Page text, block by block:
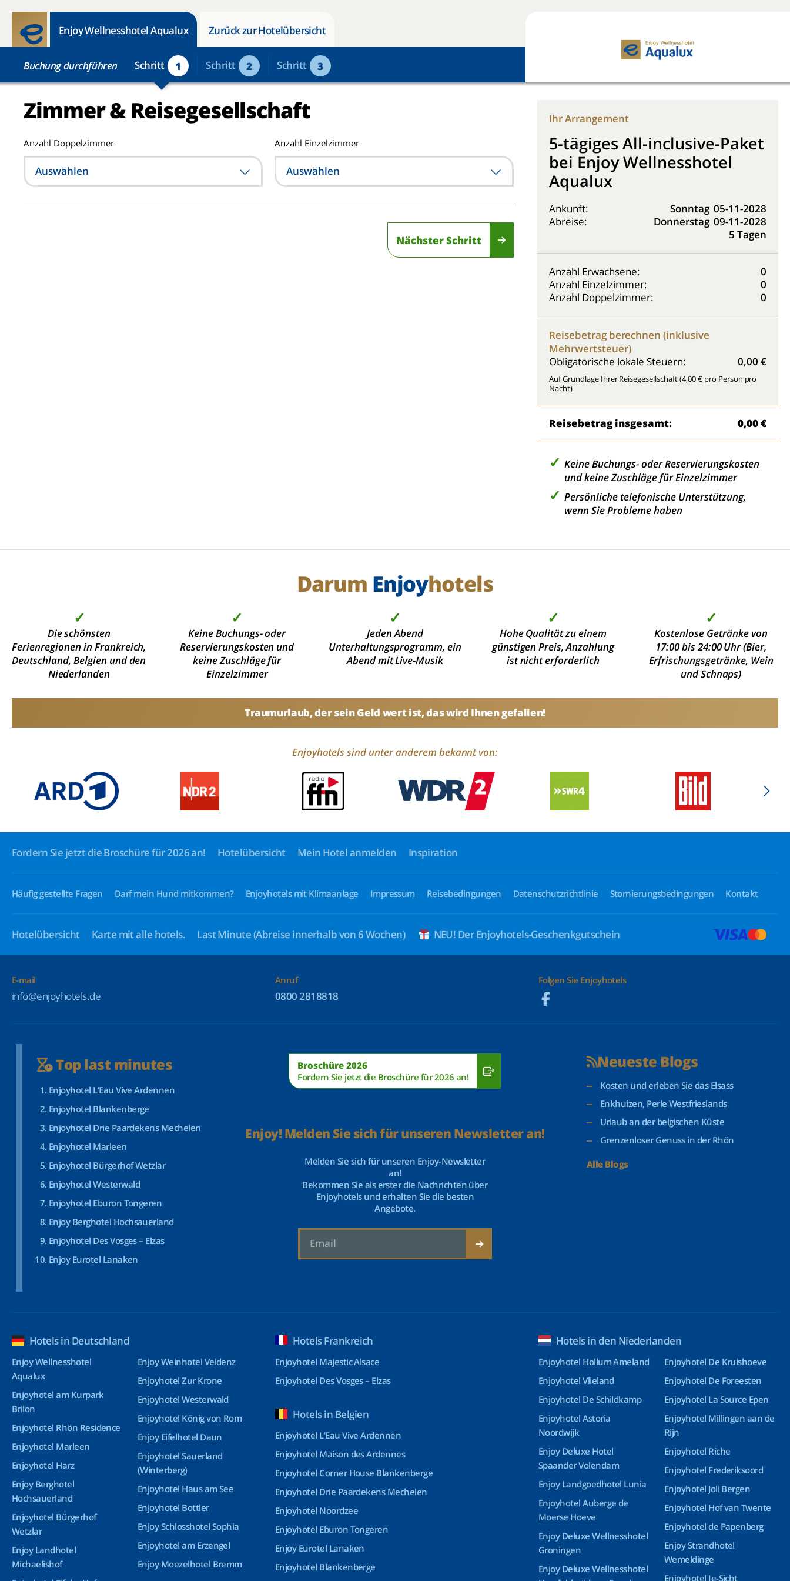
Enjoy Wellnesshotel Aqualux Zurück zur Hotelübersicht
Buchung durchführen Schritt 1 Schritt 2 Schritt 3
Zimmer & Reisegesellschaft
Anzahl Doppelzimmer
Auswählen
Anzahl Einzelzimmer
Auswählen
Nächster Schritt
Ihr Arrangement
5-tägiges All-inclusive-Paket
bei Enjoy Wellnesshotel
Aqualux
Ankunft: Sonntag 05-11-2028
Abreise:
Donnerstag 09-11-2028
5 Tagen
Anzahl Erwachsene:
0
Anzahl Einzelzimmer:
0
Anzahl Doppelzimmer:
0
Reisebetrag berechnen (inklusive
Mehrwertsteuer)
Obligatorische lokale Steuern:
0,00 €
Auf Grundlage Ihrer Reisegesellschaft (4,00 € pro Person pro
Nacht)
Reisebetrag insgesamt: 0,00 €
Keine Buchungs- oder Reservierungskosten
und keine Zuschläge für Einzelzimmer
Persönliche telefonische Unterstützung,
wenn Sie Probleme haben
Darum Enjoyhotels
✓
Die schönsten
Ferienregionen in Frankreich,
Deutschland, Belgien und den
Niederlanden
✓
Keine Buchungs- oder
Reservierungskosten und
keine Zuschläge für
Einzelzimmer
✓
Jeden Abend
Unterhaltungsprogramm, ein
Abend mit Live-Musik
✓
Hohe Qualität zu einem
günstigen Preis, Anzahlung
ist nicht erforderlich
✓
Kostenlose Getränke von
17:00 bis 24:00 Uhr (Bier,
Erfrischungsgetränke, Wein
und Schnaps)
Traumurlaub, der sein Geld wert ist, das wird Ihnen gefallen!
Enjoyhotels sind unter anderem bekannt von:
Fordern Sie jetzt die Broschüre für 2026 an! Hotelübersicht Mein Hotel anmelden Inspiration
Häufig gestellte Fragen Darf mein Hund mitkommen? Enjoyhotels mit Klimaanlage Impressum Reisebedingungen Datenschutzrichtlinie Stornierungsbedingungen Kontakt
Hotelübersicht Karte mit alle hotels. Last Minute(Abreise innerhalb von 6 Wochen) NEU! Der Enjoyhotels-Geschenkgutschein
E-mail
info@enjoyhotels.de
Anruf
0800 2818818
Folgen Sie Enjoyhotels
Top last minutes
Enjoyhotel L’Eau Vive Ardennen
Enjoyhotel Blankenberge
Enjoyhotel Drie Paardekens Mechelen
Enjoyhotel Marleen
Enjoyhotel Bürgerhof Wetzlar
Enjoyhotel Westerwald
Enjoyhotel Eburon Tongeren
Enjoy Berghotel Hochsauerland
Enjoyhotel Des Vosges – Elzas
Enjoy Eurotel Lanaken
Broschüre 2026
Fordern Sie jetzt die Broschüre für 2026 an!
Enjoy! Melden Sie sich für unseren Newsletter an!
Melden Sie sich für unseren Enjoy-Newsletter
an!
Bekommen Sie als erster die Nachrichten über
Enjoyhotels und erhalten Sie die besten
Angebote.
Neueste Blogs
Kosten und erleben Sie das Elsass
Enkhuizen, Perle Westfrieslands
Urlaub an der belgischen Küste
Grenzenloser Genuss in der Rhön
Alle Blogs
Hotels in Deutschland
Enjoy Wellnesshotel
Aqualux
Enjoyhotel am Kurpark
Brilon
Enjoyhotel Rhön Residence
Enjoyhotel Marleen
Enjoyhotel Harz
Enjoy Berghotel
Hochsauerland
Enjoyhotel Bürgerhof
Wetzlar
Enjoy Landhotel
Michaelishof
Enjoy Weinhotel Veldenz
Enjoyhotel Zur Krone
Enjoyhotel Westerwald
Enjoyhotel König von Rom
Enjoy Eifelhotel Daun
Enjoyhotel Sauerland
(Winterberg)
Enjoyhotel Haus am See
Enjoyhotel Bottler
Enjoy Schlosshotel Sophia
Enjoyhotel am Erzengel
Enjoy Moezelhotel Bremm
Hotels Frankreich
Enjoyhotel Majestic Alsace
Enjoyhotel Des Vosges – Elzas
Hotels in Belgien
Enjoyhotel L’Eau Vive Ardennen
Enjoyhotel Maison des Ardennes
Enjoyhotel Corner House Blankenberge
Enjoyhotel Drie Paardekens Mechelen
Enjoyhotel Noordzee
Enjoyhotel Eburon Tongeren
Enjoy Eurotel Lanaken
Enjoyhotel Blankenberge
Hotels in den Niederlanden
Enjoyhotel Hollum Ameland
Enjoyhotel Vlieland
Enjoyhotel De Schildkamp
Enjoyhotel Astoria
Noordwijk
Enjoy Deluxe Hotel
Spaander Volendam
Enjoy Landgoedhotel Lunia
Enjoyhotel Auberge de
Moerse Hoeve
Enjoy Deluxe Wellnesshotel
Groningen
Enjoy Deluxe Wellnesshotel
Enjoyhotel De Kruishoeve
Enjoyhotel De Foreesten
Enjoyhotel La Source Epen
Enjoyhotel Millingen aan de
Rijn
Enjoyhotel Riche
Enjoyhotel Frederiksoord
Enjoyhotel Joli Bergen
Enjoyhotel Hof van Twente
Enjoyhotel de Papenberg
Enjoy Strandhotel
Wemeldinge
Enjoyhotel Ie-Sicht